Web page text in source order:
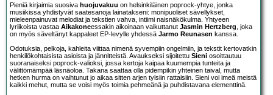
Pieniä kirjaimia suosiva huojuvakuu on helsinkiläinen poprock-yhtye, jonka
musiikissa yhdistyvät saatesanoja lainatakseni: monipuoliset sävellykset,
mieleenpainuvat melodiat ja tekstien vahva, intiimi naisnäkökulma. Yhtyeen
lyriikoista vastaa Aikakoneessakin aikoinaan vaikuttanut Jasmin Hertzberg , joka
on myös säveltänyt kappaleet EP-levylle yhdessä Jarmo Reunasen kanssa.
Odotuksia, pelkoja, kahleita viittaa nimenä syvempiin ongelmiin, ja tekstit kertovatkin
henkilökohtaisista asioista ja jännitteistä. Avaukseksi sijoitettu Sieni osoittautuu
suoranaiseksi poprock-valioksi, jossa kertoja kaipaa kuumempia tunteita ja
välittömämpää läsnäoloa. Takana saattaa olla pidempikin yhteinen taival, mutta
hetken hurma on vaihtunut jo aikaa sitten arjen tylsiin rattaisiin. Sieni voi imeä meistä
kaikki mehut, mutta se voisi myös toimia pehmeänä ja puhdistavana elementtinä.